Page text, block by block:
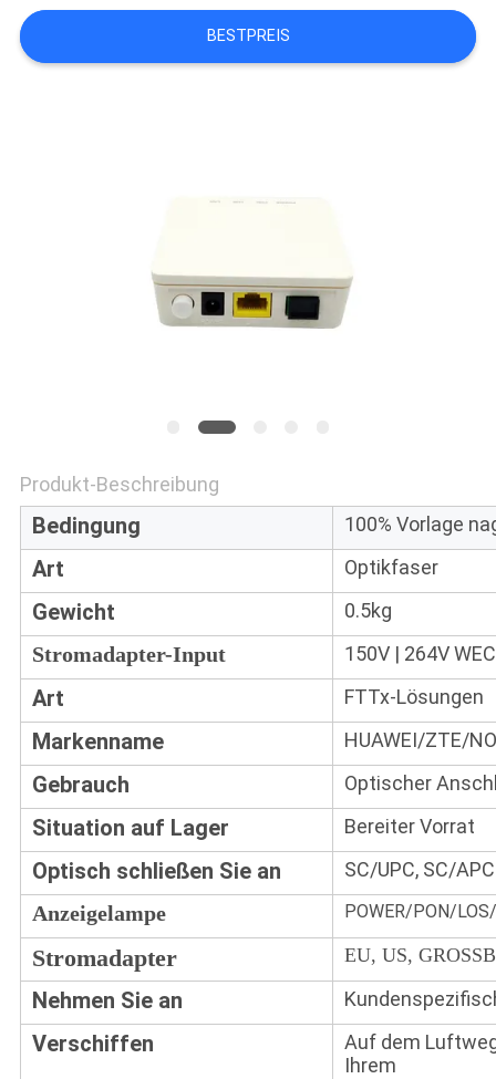
EIN
ZITAT
BESTPREIS
Produkt-Beschreibung
Bedingung 100% Vorlage
Art Optikfaser
Gewicht 0.5kg
Stromadapter-Input 150V | 264V
Art FTTx-Lösungen
Markenname HUAWEI/ZTE/
Gebrauch Optischer
Situation auf Lager Bereiter Vorrat
Optisch schließen Sie an SC/UPC, SC/APC
Anzeigelampe POWER/PON/
Stromadapter EU, US,
Nehmen Sie an
Verschiffen
Auf dem
Ihrem